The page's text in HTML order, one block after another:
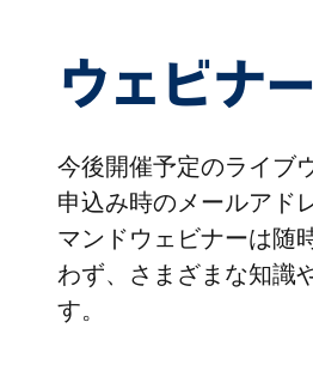
ウェビナー
今後開催予定のライブ
申込み時のメールアド
マンドウェビナーは随
わず、さまざまな知識
す。